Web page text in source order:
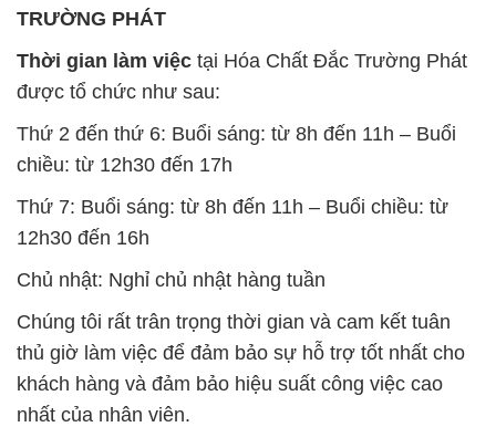
TRƯỜNG PHÁT
Thời gian làm việc tại Hóa Chất Đắc Trường Phát
được tổ chức như sau:
Thứ 2 đến thứ 6: Buổi sáng: từ 8h đến 11h – Buổi
chiều: từ 12h30 đến 17h
Thứ 7: Buổi sáng: từ 8h đến 11h – Buổi chiều: từ
12h30 đến 16h
Chủ nhật: Nghỉ chủ nhật hàng tuần
Chúng tôi rất trân trọng thời gian và cam kết tuân
thủ giờ làm việc để đảm bảo sự hỗ trợ tốt nhất cho
khách hàng và đảm bảo hiệu suất công việc cao
nhất của nhân viên.